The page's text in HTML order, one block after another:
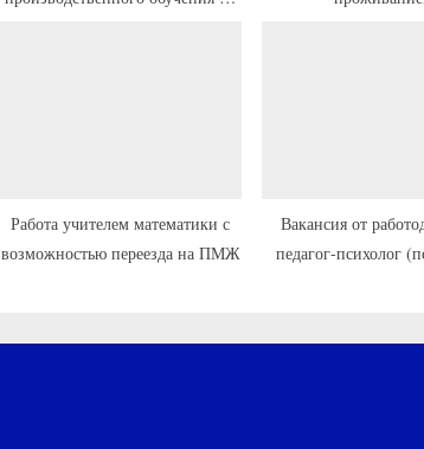
Работа учителем математики с
возможностью переезда на ПМЖ
Вакансия от
педагог-психолог